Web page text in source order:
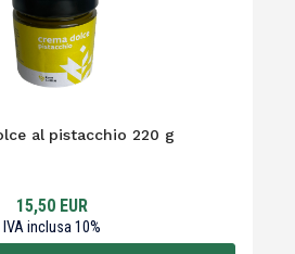
al pistacchio 220 g
15,50 EUR
IVA inclusa10%